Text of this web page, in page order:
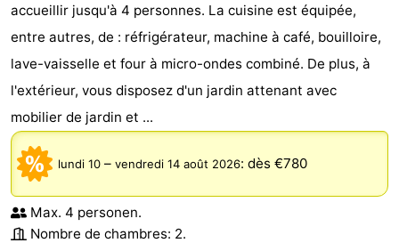
accueillir jusqu'à 4 personnes. La cuisine est équipée,
entre autres, de : réfrigérateur, machine à café, bouilloire,
lave-vaisselle et four à micro-ondes combiné. De plus, à
l'extérieur, vous disposez d'un jardin attenant avec
mobilier de jardin et ...
lundi 10 – vendredi 14 août 2026: dès €780
Max. 4 personen.
Nombre de chambres: 2.